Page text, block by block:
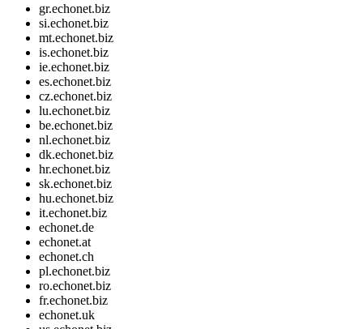
gr.echonet.biz
si.echonet.biz
mt.echonet.biz
is.echonet.biz
ie.echonet.biz
es.echonet.biz
cz.echonet.biz
lu.echonet.biz
be.echonet.biz
nl.echonet.biz
dk.echonet.biz
hr.echonet.biz
sk.echonet.biz
hu.echonet.biz
it.echonet.biz
echonet.de
echonet.at
echonet.ch
pl.echonet.biz
ro.echonet.biz
fr.echonet.biz
echonet.uk